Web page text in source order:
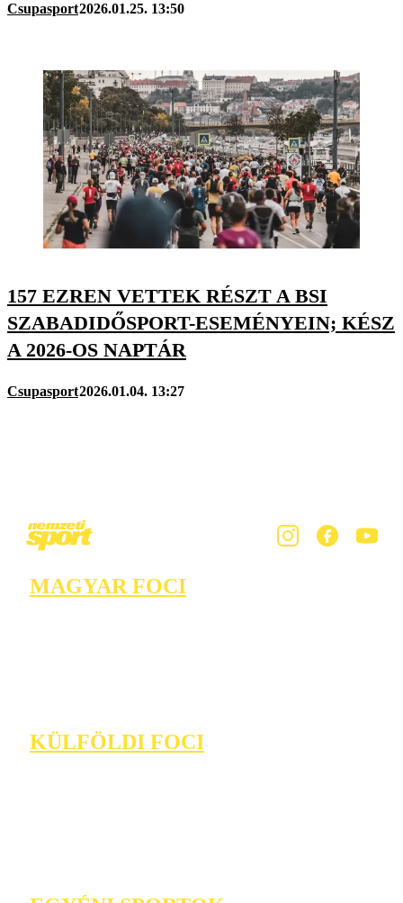
Csupasport2026.01.25. 13:50
157 EZREN VETTEK RÉSZT A BSI
SZABADIDŐSPORT-ESEMÉNYEIN; KÉSZ
A 2026-OS NAPTÁR
Csupasport2026.01.04. 13:27
MAGYAR FOCI
KÜLFÖLDI FOCI